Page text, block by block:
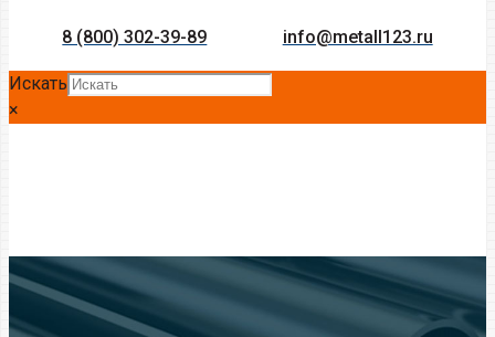
8 (800) 302-39-89 info@metall123.ru
Искать
×